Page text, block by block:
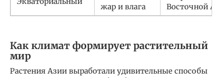
жар и влага
Восточной
Как климат формирует растительный
мир
Растения Азии выработали удивительные способы